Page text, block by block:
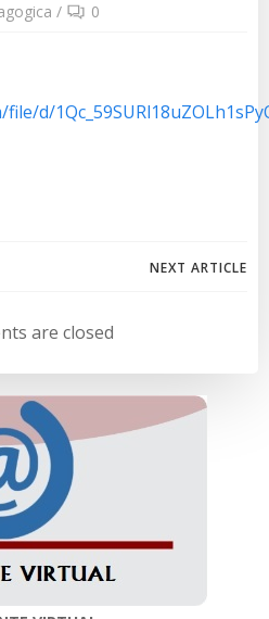
/ 0
d/
Navegación
de
entradas
NEXT ARTICLE
are closed